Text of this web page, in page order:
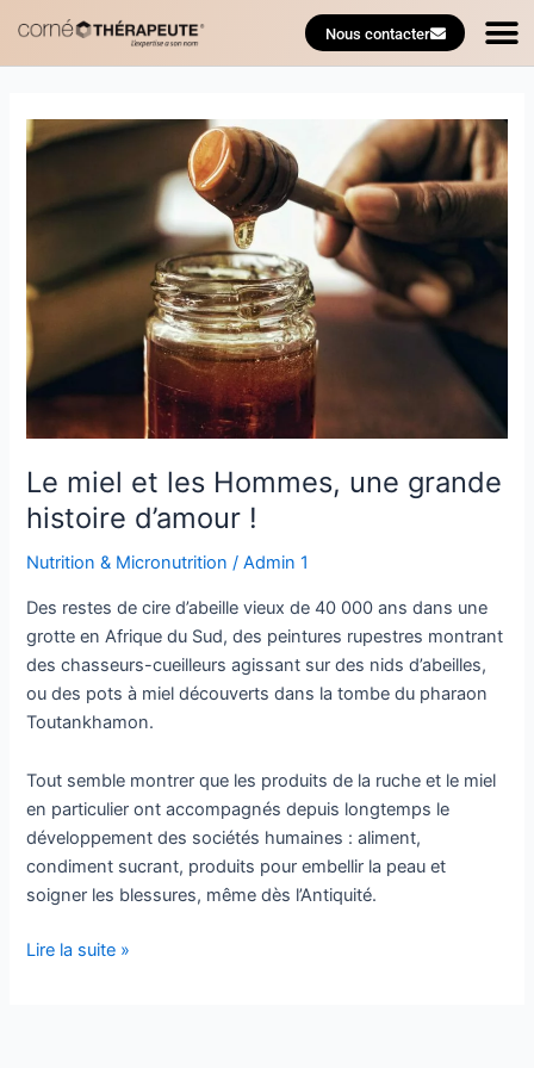
contenu
Nous contacter
Le miel et les Hommes, une grande
histoire d’amour !
Nutrition & Micronutrition /Admin 1
Des restes de cire d’abeille vieux de 40 000 ans dans une
grotte en Afrique du Sud, des peintures rupestres montrant
des chasseurs-cueilleurs agissant sur des nids d’abeilles,
ou des pots à miel découverts dans la tombe du pharaon
Toutankhamon.
Tout semble montrer que les produits de la ruche et le miel
en particulier ont accompagnés depuis longtemps le
développement des sociétés humaines : aliment,
condiment sucrant, produits pour embellir la peau et
soigner les blessures, même dès l’Antiquité.
Le
une
grande
histoire
d’amour
!
Lire la suite »